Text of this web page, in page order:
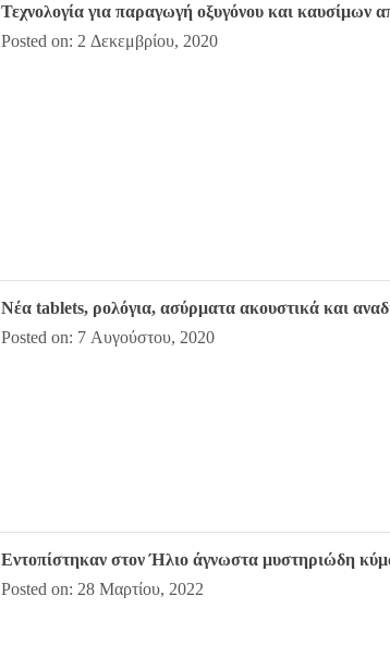
Τεχνολογία για παραγωγή οξυγόνου και καυσίμων
Posted on: 2 Δεκεμβρίου, 2020
Νέα tablets, ρολόγια, ασύρματα ακουστικά και
Posted on: 7 Αυγούστου, 2020
Εντοπίστηκαν στον Ήλιο άγνωστα μυστηριώδη
Posted on: 28 Μαρτίου, 2022